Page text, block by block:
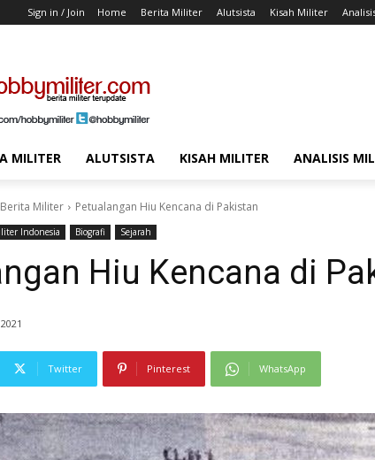
Sign in / Join Home Berita Militer Alutsista Kisah Militer
MILITER ALUTSISTA KISAH MILITER ANALISIS
Berita Militer Petualangan Hiu Kencana di Pakistan
Indonesia Biografi Sejarah
Hiu Kencana di
Twitter Pinterest WhatsApp